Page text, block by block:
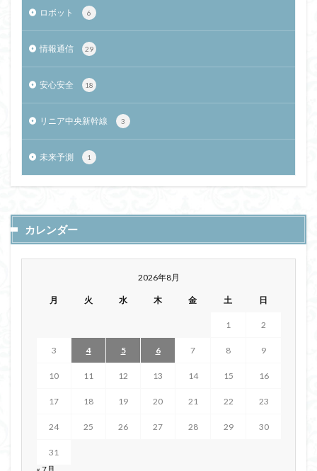
ロボット 6
情報通信 29
安心安全 18
リニア中央新幹線 3
未来予測 1
カレンダー
2026年8月
月 火 水 木 金 土 日
1 2
3 4 5 6 7 8 9
10 11 12 13 14 15 16
17 18 19 20 21 22 23
24 25 26 27 28 29 30
31